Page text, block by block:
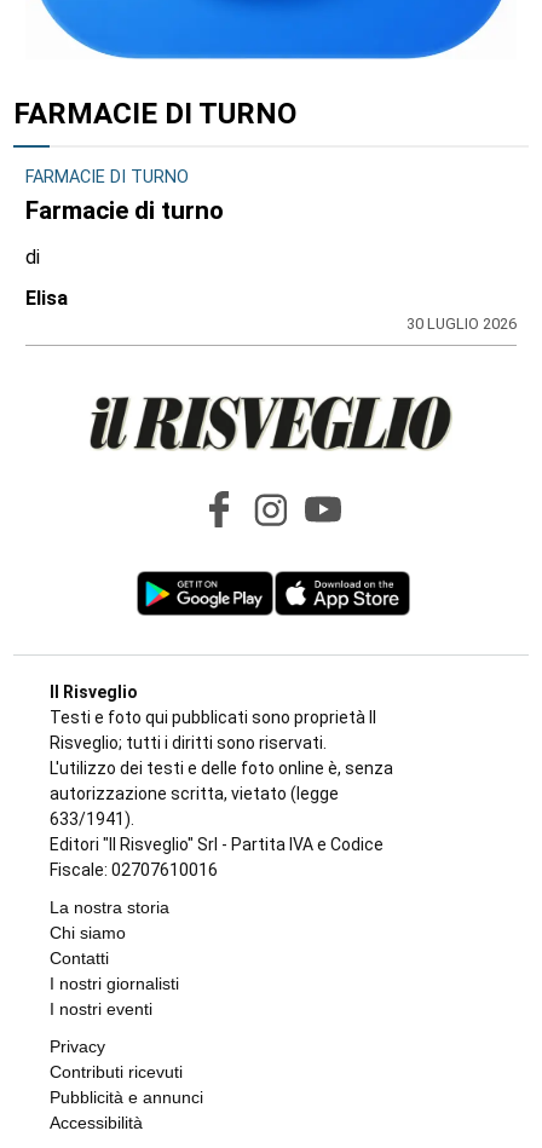
FARMACIE DI TURNO
FARMACIE DI TURNO
Farmacie di turno
di
Elisa
30 LUGLIO 2026
Il Risveglio
Testi e foto qui pubblicati sono proprietà Il
Risveglio; tutti i diritti sono riservati.
L'utilizzo dei testi e delle foto online è, senza
autorizzazione scritta, vietato (legge
633/1941).
Editori "Il Risveglio" Srl - Partita IVA e Codice
Fiscale: 02707610016
La nostra storia
Chi siamo
Contatti
I nostri giornalisti
I nostri eventi
Privacy
Contributi ricevuti
Pubblicità e annunci
Accessibilità